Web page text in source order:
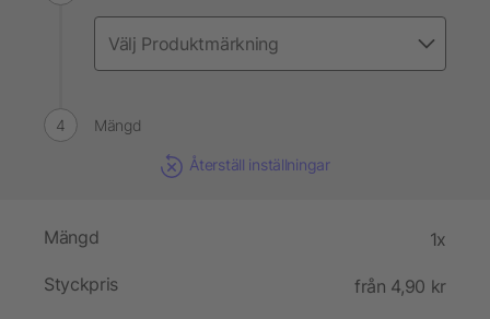
Mängd
Återställ inställningar
Mängd 1x
Styckpris
från 4,90 kr